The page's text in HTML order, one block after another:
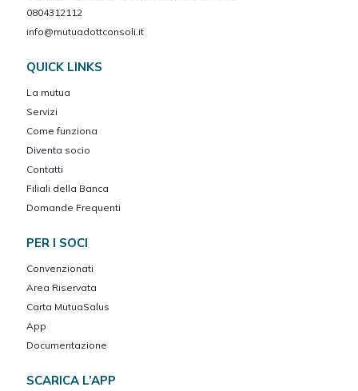
0804312112
info@mutuadottconsoli.it
QUICK LINKS
La mutua
Servizi
Come funziona
Diventa socio
Contatti
Filiali della Banca
Domande Frequenti
PER I SOCI
Convenzionati
Area Riservata
Carta MutuaSalus
App
Documentazione
SCARICA L’APP